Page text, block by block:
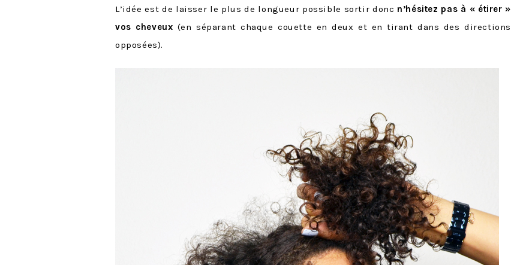
L’idée est de laisser le plus de longueur possible sortir donc n’hésitez pas à « étirer »
vos cheveux (en séparant chaque couette en deux et en tirant dans des directions
opposées).